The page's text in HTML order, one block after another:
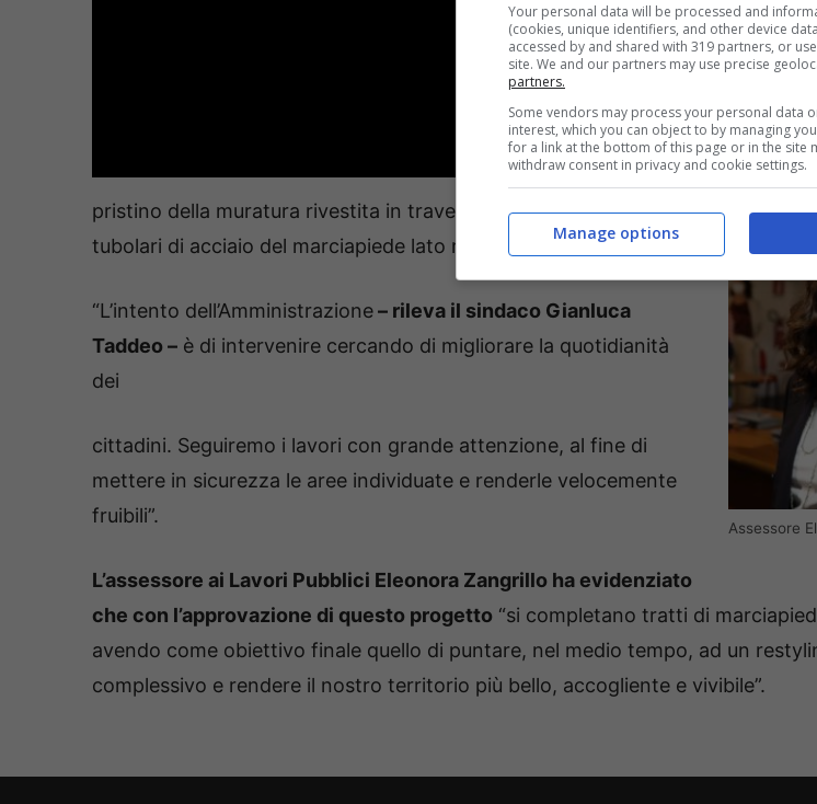
Assessore
pristino della muratura rivestita in travertino danneggiato e dei
tubolari di acciaio del marciapiede lato mare.
“L’intento dell’Amministrazione– rileva il sindaco Gianluca
Taddeo – è di intervenire cercando di migliorare la quotidianità
dei
cittadini. Seguiremo i lavori con grande attenzione, al fine di
mettere in sicurezza le aree individuate e renderle velocemente
fruibili”.
L’assessore ai Lavori Pubblici Eleonora Zangrillo ha evidenziato
che con l’approvazione di questo progetto “si completano tratti di
avendo come obiettivo finale quello di puntare, nel medio tempo, ad un
complessivo e rendere il nostro territorio più bello, accogliente e vivibile”.
Your personal data will be processed and
(cookies, unique identifiers, and other device
accessed by and shared with 319 partners, or
site. We and our partners may use precise
partners.
Some vendors may process your personal data
interest, which you can object to by managing
for a link at the bottom of this page or in the site
withdraw consent in privacy and cookie settings.
Manage options